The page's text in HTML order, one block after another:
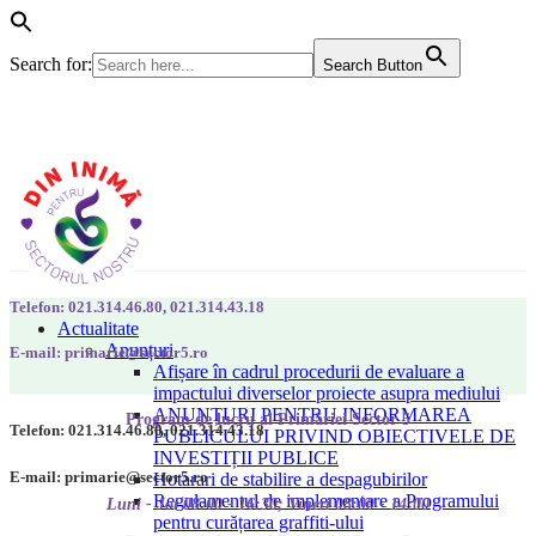
Search for: Search Button
Actualitate
Anunțuri
Afișare în cadrul procedurii de evaluare a
impactului diverselor proiecte asupra mediului
ANUNȚURI PENTRU INFORMAREA
PUBLICULUI PRIVIND OBIECTIVELE DE
INVESTIȚII PUBLICE
Hotarari de stabilire a despagubirilor
Regulamentul de implementare a Programului
pentru curățarea graffiti-ului
Telefon: 021.314.46.80, 021.314.43.18
E-mail: primarie@sector5.ro
Program de lucru al Primăriei Sector 5
Luni - Joi 08:00 - 16:30; Vineri 08:00 - 14:00
Telefon: 021.314.46.80, 021.314.43.18
E-mail: primarie@sector5.ro